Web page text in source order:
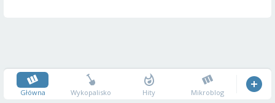
Główna Wykopalisko Hity Mikroblog